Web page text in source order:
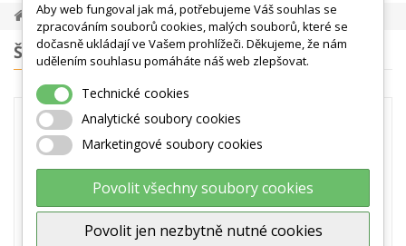
Masážní Míčky, Soft Míčky, Ježci, Válečky
ŠTÍTKY
MASÁŽNÍ MÍČKY,
SOFT MÍČKY, JEŽCI,
VÁLEČKY
V kategorii naleznete MASÁŽNÍ a
REHABILITAČNÍ VÁLEČKY, MÍČE, MÍČKY
nebo JEŽKY určené pro reflexní
Aby web fungoval jak má, potřebujeme Váš souhlas se
zpracováním souborů cookies, malých souborů, které se
dočasně ukládají ve Vašem prohlížeči. Děkujeme, že nám
udělením souhlasu pomáháte náš web zlepšovat.
Technické cookies
Analytické soubory cookies
Marketingové soubory cookies
Povolit všechny soubory cookies
Povolit jen nezbytně nutné cookies